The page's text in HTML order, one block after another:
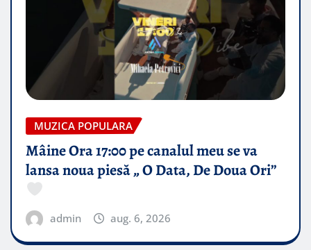
MUZICA POPULARA
Mâine Ora 17:00 pe canalul meu se va
lansa noua piesă „ O Data, De Doua Ori”
admin aug. 6, 2026